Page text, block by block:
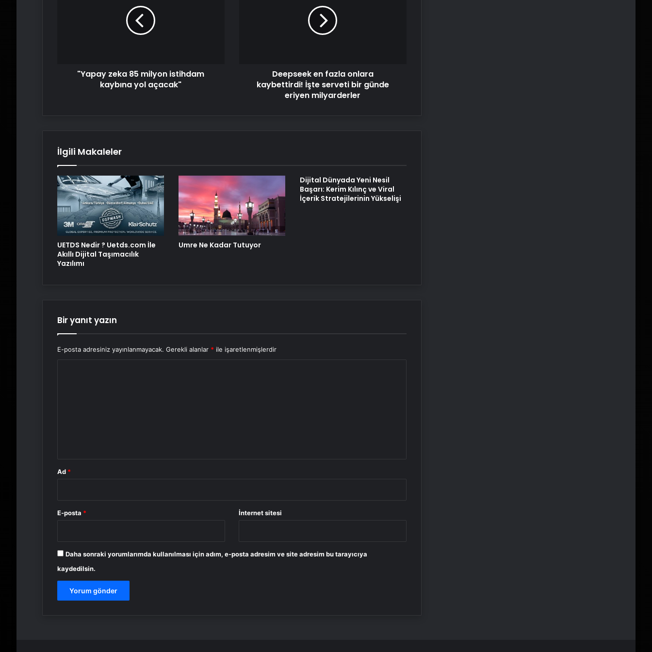
"Yapay zeka 85 milyon istihdam
kaybına yol açacak"
milyarderler
Deepseek en fazla onlara
kaybettirdi! İşte serveti bir günde
eriyen milyarderler
İlgili Makaleler
UETDS Nedir ? Uetds.com İle
Akıllı Dijital Taşımacılık
Yazılımı
Umre Ne Kadar Tutuyor
Dijital Dünyada Yeni Nesil
Başarı: Kerim Kılınç ve Viral
İçerik Stratejilerinin Yükselişi
Bir yanıt yazın
E-posta adresiniz yayınlanmayacak. Gerekli alanlar * ile işaretlenmişlerdir
Ad *
E-posta * İnternet sitesi
Daha sonraki yorumlarımda kullanılması için adım, e-posta adresim ve site adresim bu tarayıcıya
kaydedilsin.